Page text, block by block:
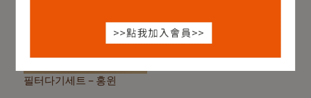
필터다기세트 – 홍윈